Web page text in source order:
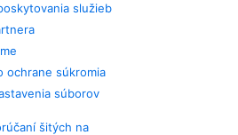
služieb
ochrane súkromia
súborov
šitých na